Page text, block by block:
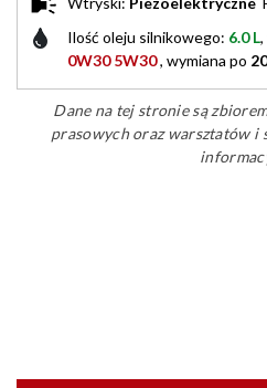
Ilość oleju silnikowego: 6.0 L
0W30 5W30, wymiana po
Dane na tej stronie są
prasowych oraz warsztatów i